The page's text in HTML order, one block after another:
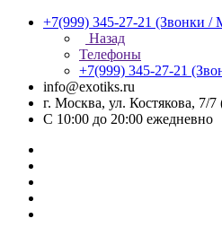
+7(999) 345-27-21 (Звонки /
Назад
Телефоны
+7(999) 345-27-21
info@exotiks.ru
г. Москва, ул. Костякова, 7/
С 10:00 до 20:00 ежедневно